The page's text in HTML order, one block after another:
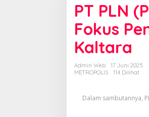
PT PLN
Fokus
Kaltara
Admin Web
17 Juni 2025
METROPOLIS
114 Dilihat
Dalam sambutannya,